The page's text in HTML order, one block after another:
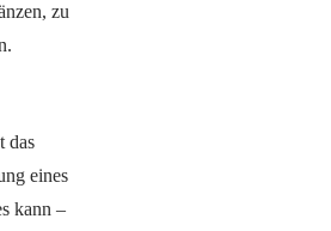
zu
das
eines
kann –